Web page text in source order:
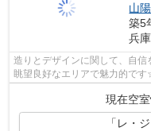
山
築5
兵
造りとデザインに関して、自
眺望良好なエリアで魅力的で
行くことができます☆一日の始
現在空
「レ・